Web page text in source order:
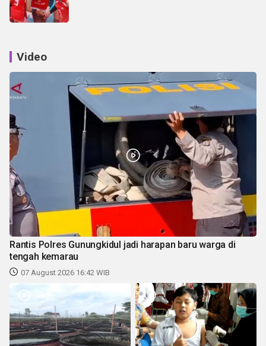
Video
Rantis Polres Gunungkidul jadi harapan baru warga di
tengah kemarau
07 August 2026 16:42 WIB